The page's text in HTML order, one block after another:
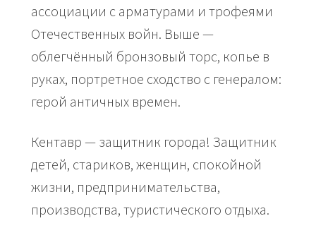
ассоциации с арматурами и трофеями
Отечественных войн. Выше —
облегчённый бронзовый торс, копье в
руках, портретное сходство с генералом:
герой античных времен.
Кентавр — защитник города! Защитник
детей, стариков, женщин, спокойной
жизни, предпринимательства,
производства, туристического отдыха.